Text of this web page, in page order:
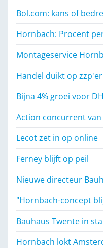
Bol.com: kans of
Hornbach: Procent
Montageservice
Handel duikt op zzp'er
Bijna 4% groei voor
Action concurrent
Lecot zet in op online
Ferney blijft op peil
Nieuwe directeur
"Hornbach-concept
Bauhaus Twente in
Hornbach lokt